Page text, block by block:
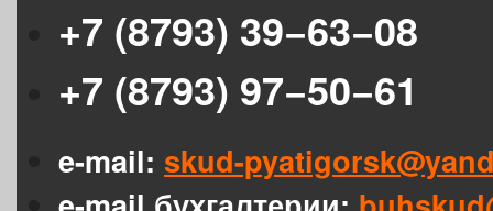
+7 (8793) 39−63−08
+7 (8793) 97−50−61
e-mail: skud-